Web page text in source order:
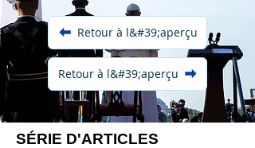
Retour à l&#39;aperçu
Retour à l&#39;aperçu
SÉRIE D'ARTICLES